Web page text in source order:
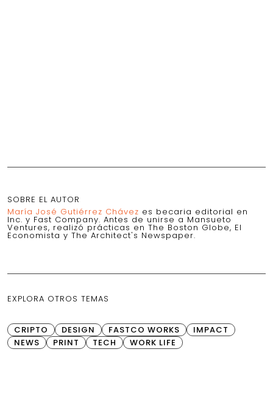
SOBRE EL AUTOR
María José Gutiérrez Chávez es becaria editorial en
Inc. y Fast Company. Antes de unirse a Mansueto
Ventures, realizó prácticas en The Boston Globe, El
Economista y The Architect's Newspaper.
EXPLORA OTROS TEMAS
CRIPTO DESIGN FASTCO WORKS
IMPACT
NEWS
PRINT TECH WORK LIFE